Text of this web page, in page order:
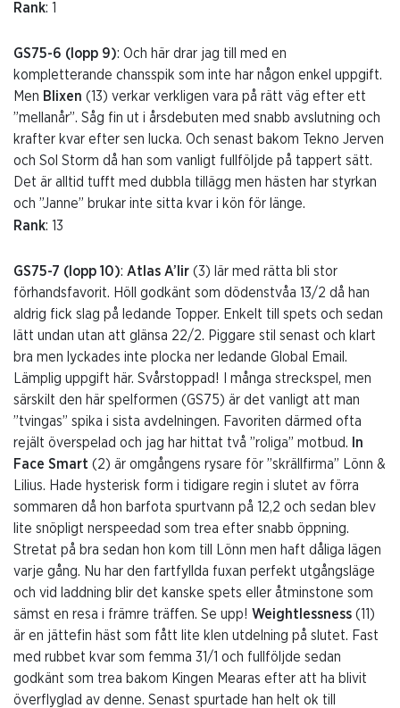
Rank: 1
GS75-6 (lopp 9): Och här drar jag till med en
kompletterande chansspik som inte har någon enkel uppgift.
Men Blixen (13) verkar verkligen vara på rätt väg efter ett
”mellanår”. Såg fin ut i årsdebuten med snabb avslutning och
krafter kvar efter sen lucka. Och senast bakom Tekno Jerven
och Sol Storm då han som vanligt fullföljde på tappert sätt.
Det är alltid tufft med dubbla tillägg men hästen har styrkan
och ”Janne” brukar inte sitta kvar i kön för länge.
Rank: 13
GS75-7 (lopp 10): Atlas A’lir (3) lär med rätta bli stor
förhandsfavorit. Höll godkänt som dödenstvåa 13/2 då han
aldrig fick slag på ledande Topper. Enkelt till spets och sedan
lätt undan utan att glänsa 22/2. Piggare stil senast och klart
bra men lyckades inte plocka ner ledande Global Email.
Lämplig uppgift här. Svårstoppad! I många streckspel, men
särskilt den här spelformen (GS75) är det vanligt att man
”tvingas” spika i sista avdelningen. Favoriten därmed ofta
rejält överspelad och jag har hittat två ”roliga” motbud.
In
Face Smart (2) är omgångens rysare för ”skrällfirma” Lönn &
Lilius. Hade hysterisk form i tidigare regin i slutet av förra
sommaren då hon barfota spurtvann på 12,2 och sedan blev
lite snöpligt nerspeedad som trea efter snabb öppning.
Stretat på bra sedan hon kom till Lönn men haft dåliga lägen
varje gång. Nu har den fartfyllda fuxan perfekt utgångsläge
och vid laddning blir det kanske spets eller åtminstone som
sämst en resa i främre träffen. Se upp! Weightlessness (11)
är en jättefin häst som fått lite klen utdelning på slutet. Fast
med rubbet kvar som femma 31/1 och fullföljde sedan
godkänt som trea bakom Kingen Mearas efter att ha blivit
överflyglad av denne. Senast spurtade han helt ok till